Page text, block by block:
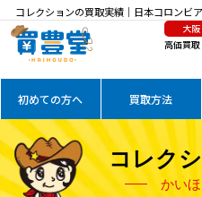
コレクションの買取実績｜日本コロンビ
ード YF-7019-ND 久石譲を高価買取
大
高価買
初めての方へ 買取方法
コレク
かい